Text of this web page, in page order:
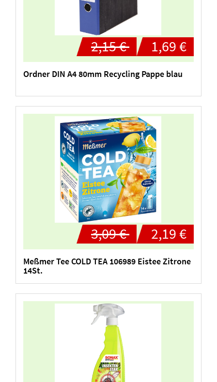
2,15 € 1,69 €
Ordner DIN A4 80mm Recycling Pappe blau
3,09 € 2,19 €
Meßmer Tee COLD TEA 106989 Eistee Zitrone
14St.